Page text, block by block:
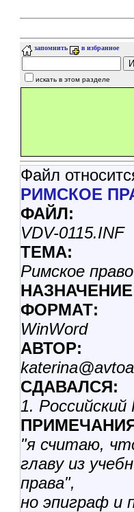
запомнить в избранное
искать в этом разделе
Файл
РИМСКОЕ
ФАЙЛ:
VDV-0115.INF
ТЕМА:
Римское право
ФОРМАТ:
WinWord
АВТОР:
СДАВАЛСЯ:
1.
"я считаю,
главу из
права",
но эпиграф и